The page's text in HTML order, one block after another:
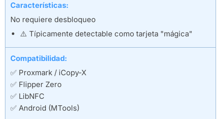
Características:
No requiere desbloqueo
⚠️ Típicamente detectable como tarjeta "mágica"
Compatibilidad:
✅ Proxmark / iCopy-X
✅ Flipper Zero
✅ LibNFC
✅ Android (MTools)